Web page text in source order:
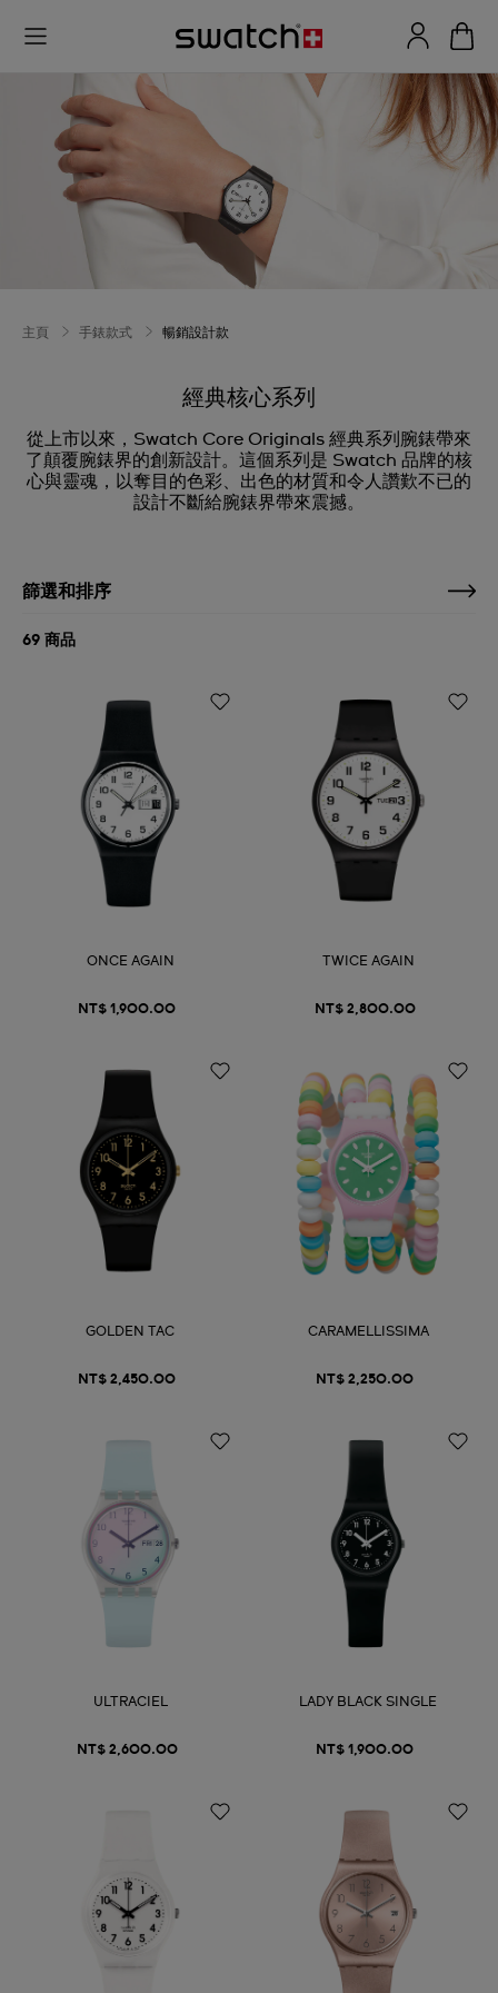
主頁 手錶款式 暢銷設計款
經典核心系列
從上市以來，Swatch Core Originals 經典系列腕錶帶來
了顛覆腕錶界的創新設計。這個系列是 Swatch 品牌的核
心與靈魂，以奪目的色彩、出色的材質和令人讚歎不已的
設計不斷給腕錶界帶來震撼。
篩選和排序
69 商品
ONCE AGAIN
NT$ 1,900.00
TWICE AGAIN
NT$ 2,800.00
GOLDEN TAC
NT$ 2,450.00
CARAMELLISSIMA
NT$ 2,250.00
ULTRACIEL
NT$ 2,600.00
LADY BLACK SINGLE
NT$ 1,900.00